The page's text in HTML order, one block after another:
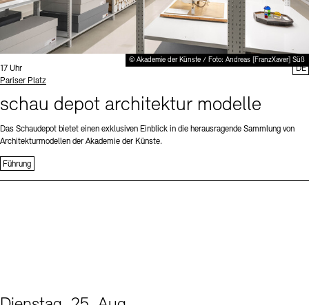
© Akademie der Künste / Foto: Andreas [FranzXaver] Süß
Uhrzeit:
17 Uhr
Standort
Pariser Platz
schau depot architektur modelle
Das Schaudepot bietet einen exklusiven Einblick in die herausragende Sammlung von
Architekturmodellen der Akademie der Künste.
Führung
DE